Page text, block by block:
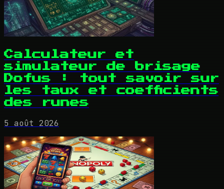
Calculateur et
simulateur de brisage
Dofus : tout savoir sur
les taux et coefficients
des runes
5 août 2026